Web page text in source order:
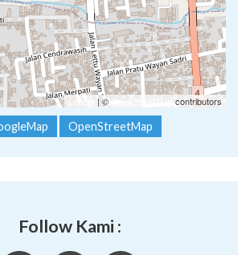
Leaflet | ©OpenStreetMapcontributors
OpenStreetMap
Follow Kami :